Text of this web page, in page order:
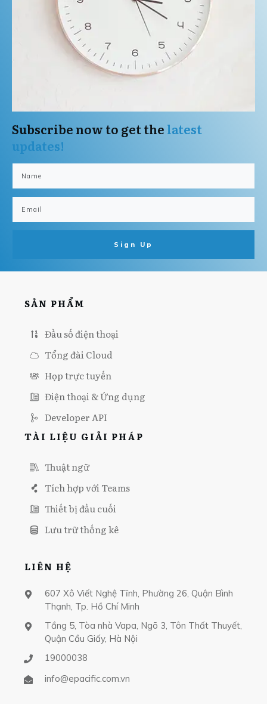
Subscribe now to get the latest
updates!
Sign Up
SẢN PHẨM
Đầu số điện thoại
Tổng đài Cloud
Họp trực tuyến
Điện thoại & Ứng dụng
Developer API
TÀI LIỆU GIẢI PHÁP
Thuật ngữ
Tích hợp với Teams
Thiết bị đầu cuối
Lưu trữ thống kê
LIÊN HỆ
607 Xô Viết Nghệ Tĩnh, Phường 26, Quận Bình
Thạnh, Tp. Hồ Chí Minh
Tầng 5, Tòa nhà Vapa, Ngõ 3, Tôn Thất Thuyết,
Quận Cầu Giấy, Hà Nội
19000038
info@epacific.com.vn